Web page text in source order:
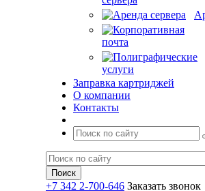
Заправка картриджей
О компании
Контакты
+7 342 2-700-646 Заказать звонок